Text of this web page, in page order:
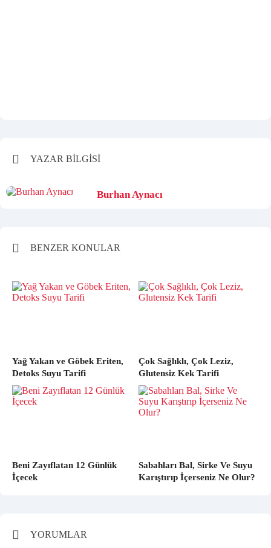
YAZAR BİLGİSİ
Burhan Aynacı
BENZER KONULAR
Yağ Yakan ve Göbek Eriten,
Detoks Suyu Tarifi
Çok Sağlıklı, Çok Leziz,
Glutensiz Kek Tarifi
Beni Zayıflatan 12 Günlük
İçecek
Sabahları Bal, Sirke Ve Suyu
Karıştırıp İçerseniz Ne Olur?
YORUMLAR